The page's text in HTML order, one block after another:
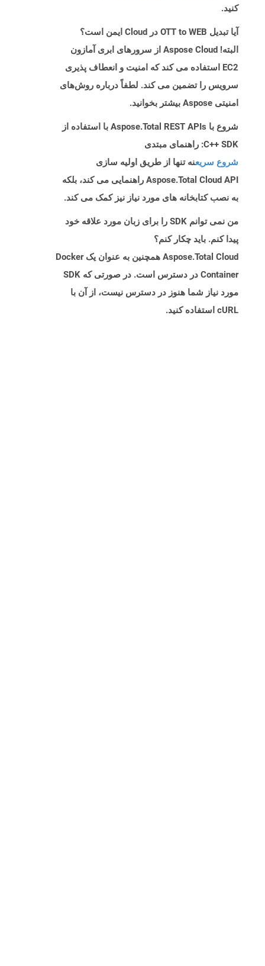
کنید.
آیا تبدیل OTT to WEB در Cloud ایمن است؟
البته! Aspose Cloud از سرورهای ابری آمازون
EC2 استفاده می کند که امنیت و انعطاف پذیری
سرویس را تضمین می کند. لطفاً درباره روش‌های
امنیتی Aspose بیشتر بخوانید.
شروع با Aspose.Total REST APIs با استفاده از
C++ SDK: راهنمای مبتدی
شروع سریعنه تنها از طریق اولیه سازی
Aspose.Total Cloud API راهنمایی می کند، بلکه
به نصب کتابخانه های مورد نیاز نیز کمک می کند.
من نمی توانم SDK را برای زبان مورد علاقه خود
پیدا کنم. باید چکار کنم؟
Aspose.Total Cloud همچنین به عنوان یک Docker
Container در دسترس است. در صورتی که SDK
مورد نیاز شما هنوز در دسترس نیست، از آن با
cURL استفاده کنید.